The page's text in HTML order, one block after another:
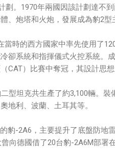
劃。1970年兩國因該計劃達不
、炮塔和火炮，發展成為豹2型
當時的西方國家中率先使用了
卻系統和指揮儀式火控系統。
CAT）比賽中奪冠，其設計思
型坦克共生產了約3,100輛。
地利、波蘭、土耳其等。
豹-2A6，主要提升了底盤防地
向德國借了20台豹-2A6M部署在